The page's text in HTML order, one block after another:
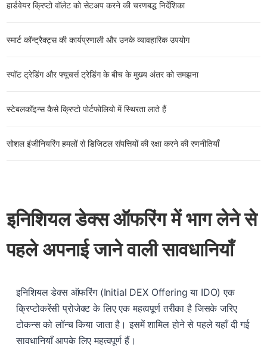
हार्डवेयर क्रिप्टो वॉलेट को सेटअप करने की चरणबद्ध निर्देशिका
स्मार्ट कॉन्ट्रैक्ट्स की कार्यप्रणाली और उनके व्यावहारिक उपयोग
स्पॉट ट्रेडिंग और फ्यूचर्स ट्रेडिंग के बीच के मुख्य अंतर को समझना
स्टेबलकॉइन्स कैसे क्रिप्टो पोर्टफोलियो में स्थिरता लाते हैं
सोशल इंजीनियरिंग हमलों से डिजिटल संपत्तियों की रक्षा करने की रणनीतियाँ
इनिशियल डेक्स ऑफरिंग में भाग लेने से
पहले अपनाई जाने वाली सावधानियाँ
इनिशियल डेक्स ऑफरिंग (Initial DEX Offering या IDO) एक
क्रिप्टोकरेंसी प्रोजेक्ट के लिए एक महत्वपूर्ण तरीका है जिसके जरिए
टोकन्स को लॉन्च किया जाता है। इसमें शामिल होने से पहले यहाँ दी गई
सावधानियाँ आपके लिए महत्वपूर्ण हैं।